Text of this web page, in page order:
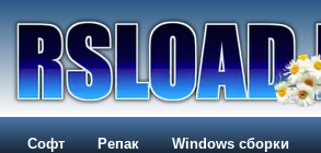
Софт Репак Windows сборки